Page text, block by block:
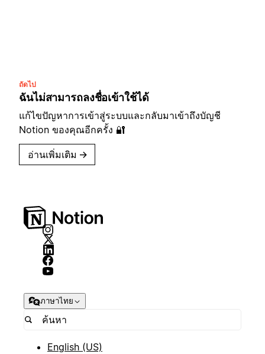
ถัดไป
ฉันไม่สามารถลงชื่อเข้าใช้ได้
แก้ไขปัญหาการเข้าสู่ระบบและกลับมาเข้าถึงบัญชี
Notion ของคุณอีกครั้ง 🔐
อ่านเพิ่มเติม →
ภาษาไทย
English (US)